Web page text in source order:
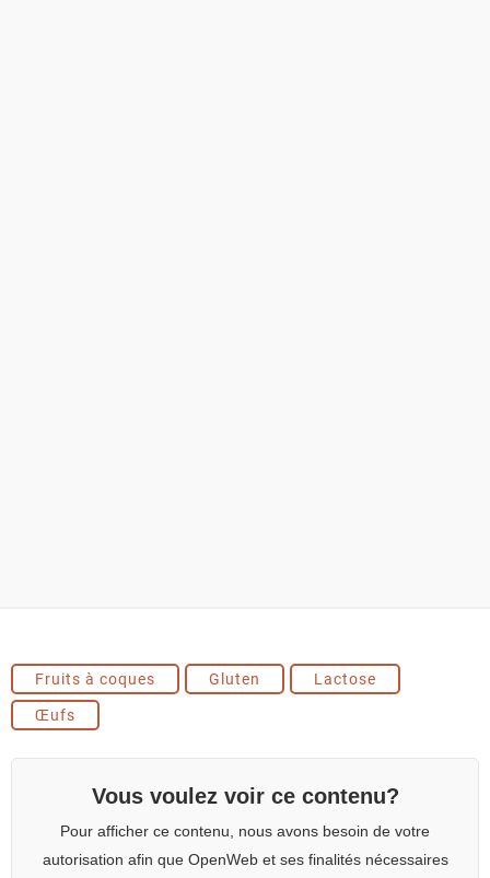
Fruits à coques Gluten
Lactose
Œufs
Vous voulez voir ce contenu?
Pour afficher ce contenu, nous avons besoin de votre
autorisation afin que OpenWeb et ses finalités nécessaires